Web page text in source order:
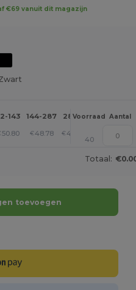
€69 vanuit dit magazijn
143 144-287 288 + Meer
Voorraad Aantal
50.80 € 48.78 € 46.74
40
Totaal:
toevoegen